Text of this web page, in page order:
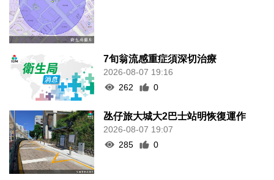
7旬翁流感重症須深切治療
2026-08-07 19:16
262
0
氹仔旅大城大2巴士站明恢復運作
2026-08-07 19:07
285
0